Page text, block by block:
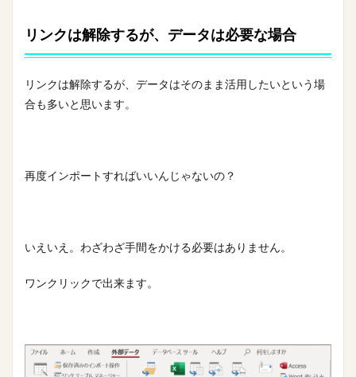
リンクは解除するが、データは必要な場合
リンクは解除するが、データはそのまま活用したいという場
合も多いと思います。
再度インポートすればいいんじゃないの？
いえいえ。わざわざ手間をかける必要はありません。
ワンクリックで出来ます。